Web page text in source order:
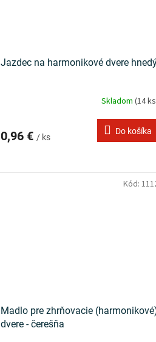
Jazdec na harmonikové dvere
Skladom (14
0,96 € / ks
Do košíka
Madlo pre zhrňovacie
dvere - čerešňa
Kód: